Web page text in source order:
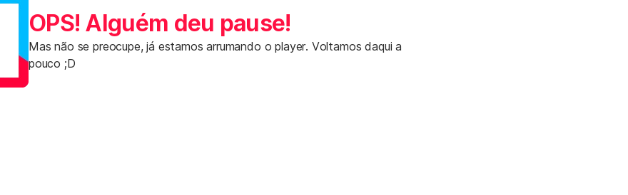
OPS! Alguém deu pause!
Mas não se preocupe, já estamos arrumando o player. Voltamos daqui a
pouco ;D